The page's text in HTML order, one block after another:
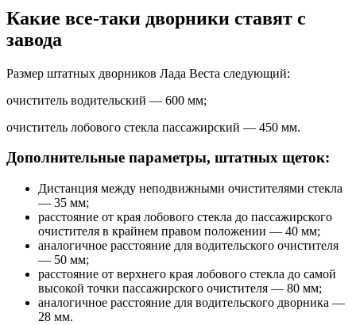
Какие все-таки дворники ставят с
завода
Размер штатных дворников Лада Веста следующий:
очиститель водительский — 600 мм;
очиститель лобового стекла пассажирский — 450 мм.
Дополнительные параметры, штатных щеток:
Дистанция между неподвижными очистителями стекла
— 35 мм;
расстояние от края лобового стекла до пассажирского
очистителя в крайнем правом положении — 40 мм;
аналогичное расстояние для водительского очистителя
— 50 мм;
расстояние от верхнего края лобового стекла до самой
высокой точки пассажирского очистителя — 80 мм;
аналогичное расстояние для водительского дворника —
28 мм.